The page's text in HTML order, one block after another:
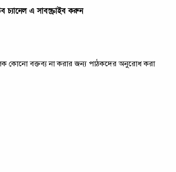
এ সাবস্ক্রাইব করুন
কোনো বক্তব্য না করার জন্য পাঠকদের অনুরোধ করা